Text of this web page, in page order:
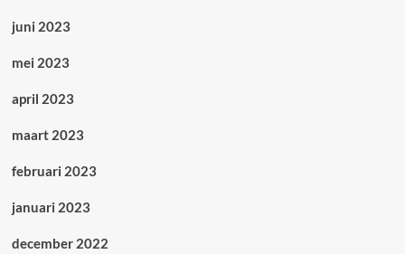
juni 2023
mei 2023
april 2023
maart 2023
februari 2023
januari 2023
december 2022